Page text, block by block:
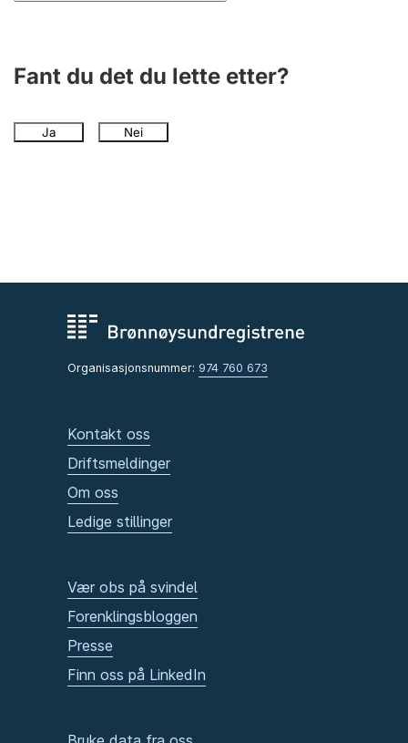
Fant du det du lette etter?
Ja Nei
Organisasjonsnummer: 974 760 673
Kontakt oss
Driftsmeldinger
Om oss
Ledige stillinger
Vær obs på svindel
Forenklingsbloggen
Presse
Finn oss på LinkedIn